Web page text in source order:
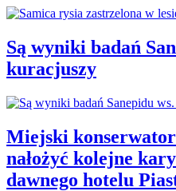
Są wyniki badań
kuracjuszy
Miejski
nałożyć kolejne
dawnego hotelu